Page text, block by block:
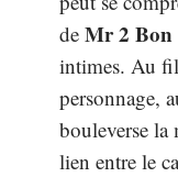
de Mr 2 Bon
intimes. Au
personnage,
bouleverse la
lien entre le